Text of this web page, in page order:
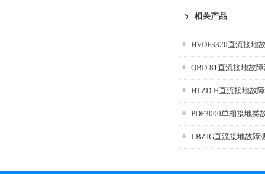
相关产品
HVDF3320直流接地
QBD-81直流接地故
HTZD-H直流接地故
PDF3000单相接地类
LBZJG直流接地故障